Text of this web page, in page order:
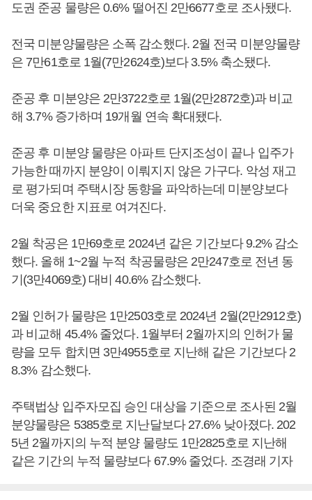
도권 준공 물량은 0.6% 떨어진 2만6677호로 조사됐다.
전국 미분양물량은 소폭 감소했다. 2월 전국 미분양물량
은 7만61호로 1월(7만2624호)보다 3.5% 축소됐다.
준공 후 미분양은 2만3722호로 1월(2만2872호)과 비교
해 3.7% 증가하며 19개월 연속 확대됐다.
준공 후 미분양 물량은 아파트 단지조성이 끝나 입주가
가능한 때까지 분양이 이뤄지지 않은 가구다. 악성 재고
로 평가되며 주택시장 동향을 파악하는데 미분양보다
더욱 중요한 지표로 여겨진다.
2월 착공은 1만69호로 2024년 같은 기간보다 9.2% 감소
했다. 올해 1~2월 누적 착공물량은 2만247호로 전년 동
기(3만4069호) 대비 40.6% 감소했다.
2월 인허가 물량은 1만2503호로 2024년 2월(2만2912호)
과 비교해 45.4% 줄었다. 1월부터 2월까지의 인허가 물
량을 모두 합치면 3만4955호로 지난해 같은 기간보다 2
8.3% 감소했다.
주택법상 입주자모집 승인 대상을 기준으로 조사된 2월
분양물량은 5385호로 지난달보다 27.6% 낮아졌다. 202
5년 2월까지의 누적 분양 물량도 1만2825호로 지난해
같은 기간의 누적 물량보다 67.9% 줄었다. 조경래 기자